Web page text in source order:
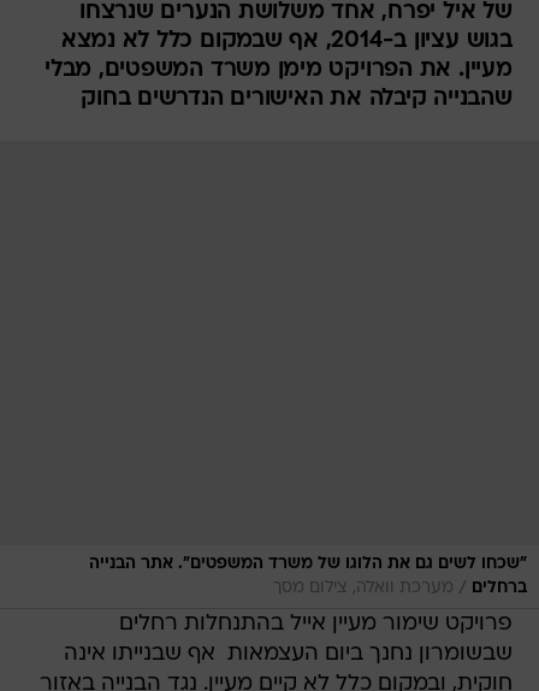
של איל יפרח, אחד משלושת הנערים שנרצחו
בגוש עציון ב-2014, אף שבמקום כלל לא נמצא
מעיין. את הפרויקט מימן משרד המשפטים, מבלי
שהבנייה קיבלה את האישורים הנדרשים בחוק
"שכחו לשים גם את הלוגו של משרד המשפטים". אתר הבנייה
ברחלים
/ מערכת וואלה, צילום מסך
פרויקט שימור מעיין אייל בהתנחלות רחלים
שבשומרון נחנך ביום העצמאות  אף שבנייתו אינה
חוקית, ובמקום כלל לא קיים מעיין. נגד הבנייה באזור